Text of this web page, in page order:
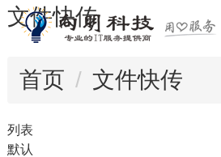
文件快传
首页 文件快传
列表
默认